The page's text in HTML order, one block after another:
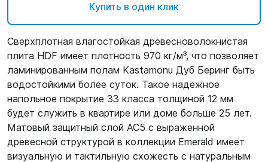
Купить в один клик
Сверхплотная влагостойкая древесноволокнистая
плита HDF имеет плотность 970 кг/м³, что позволяет
ламинированным полам Kastamonu Дуб Беринг быть
водостойкими более суток. Такое надежное
напольное покрытие 33 класса толщиной 12 мм
будет служить в квартире или доме больше 25 лет.
Матовый защитный слой AC5 с выраженной
древесной структурой в коллекции Emerald имеет
визуальную и тактильную схожесть с натуральным